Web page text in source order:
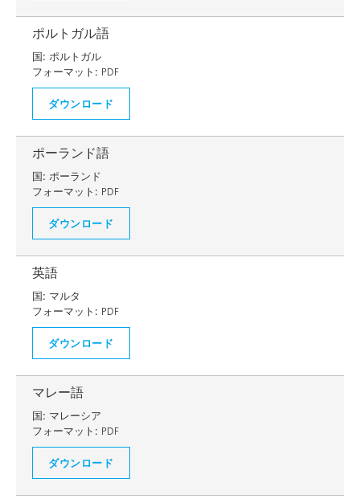
ポルトガル語
国: ポルトガル
フォーマット: PDF
ダウンロード
ポーランド語
国: ポーランド
フォーマット: PDF
ダウンロード
英語
国: マルタ
フォーマット: PDF
ダウンロード
マレー語
国: マレーシア
フォーマット: PDF
ダウンロード